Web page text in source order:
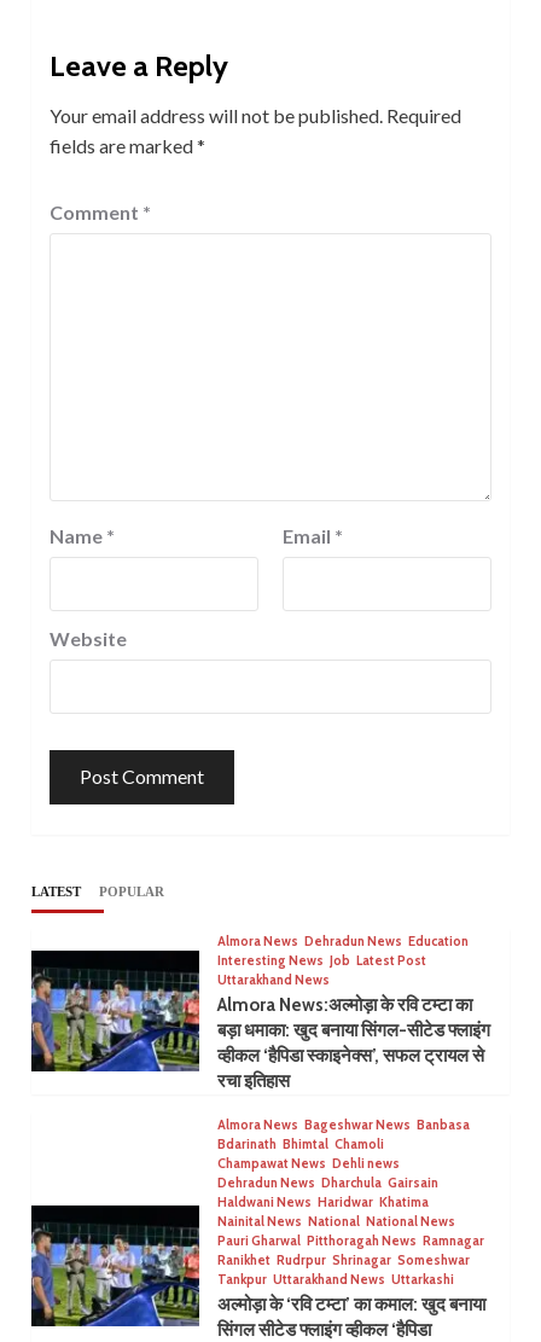
Leave a Reply
Your email address will not be published. Required
fields are marked*
Comment *
Name * Email *
Website
LATEST POPULAR
Almora News Dehradun News Education
Interesting News Job Latest Post
Uttarakhand News
Almora News:अल्मोड़ा के रवि टम्टा का
बड़ा धमाका: खुद बनाया सिंगल-सीटेड फ्लाइंग
व्हीकल ‘हैपिडा स्काइनेक्स’, सफल ट्रायल से
रचा इतिहास
Almora News Bageshwar News Banbasa
Bdarinath Bhimtal Chamoli
Champawat News Dehli news
Dehradun News Dharchula Gairsain
Haldwani News Haridwar Khatima
Nainital News National National News
Pauri Gharwal Pitthoragah News Ramnagar
Ranikhet Rudrpur Shrinagar Someshwar
Tankpur Uttarakhand News Uttarkashi
अल्मोड़ा के ‘रवि टम्टा’ का कमाल: खुद बनाया
सिंगल सीटेड फ्लाइंग व्हीकल ‘हैपिडा